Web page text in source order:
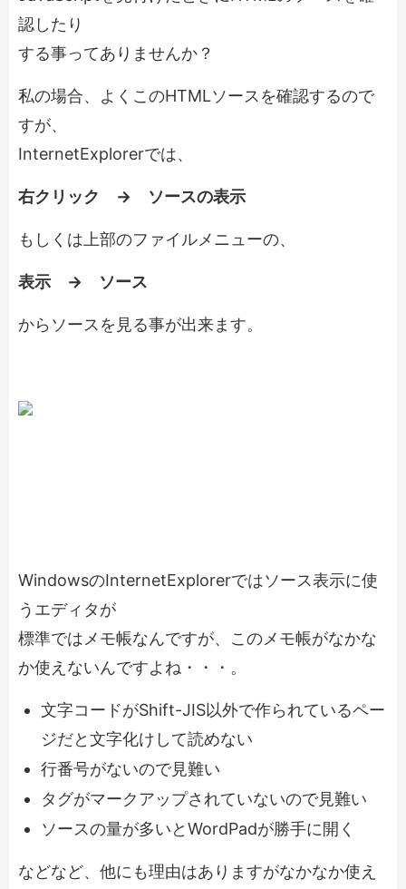
認したり
する事ってありませんか？
私の場合、よくこのHTMLソースを確認するので
すが、
InternetExplorerでは、
右クリック → ソースの表示
もしくは上部のファイルメニューの、
表示 → ソース
からソースを見る事が出来ます。
WindowsのInternetExplorerではソース表示に使
うエディタが
標準ではメモ帳なんですが、このメモ帳がなかな
か使えないんですよね・・・。
文字コードがShift-JIS以外で作られているペー
ジだと文字化けして読めない
行番号がないので見難い
タグがマークアップされていないので見難い
ソースの量が多いとWordPadが勝手に開く
などなど、他にも理由はありますがなかなか使え